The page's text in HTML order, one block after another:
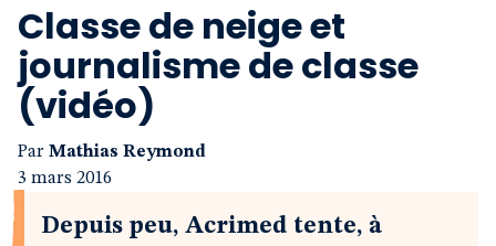
Notre revue
Boutique
Classe de neige et
journalisme de classe
(vidéo)
Par Mathias Reymond
3 mars 2016
Depuis peu, Acrimed tente, à